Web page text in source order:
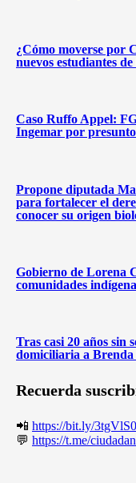
¿Cómo moverse por
nuevos estudiantes
Caso Ruffo Appel:
Ingemar por
Propone diputada
para fortalecer el
conocer su origen
Gobierno de Lorena
comunidades
Tras casi 20 años sin
domiciliaria a Brenda
Recuerda
📲 https://bit.ly/3tgVlS0
💬 https://t.me/